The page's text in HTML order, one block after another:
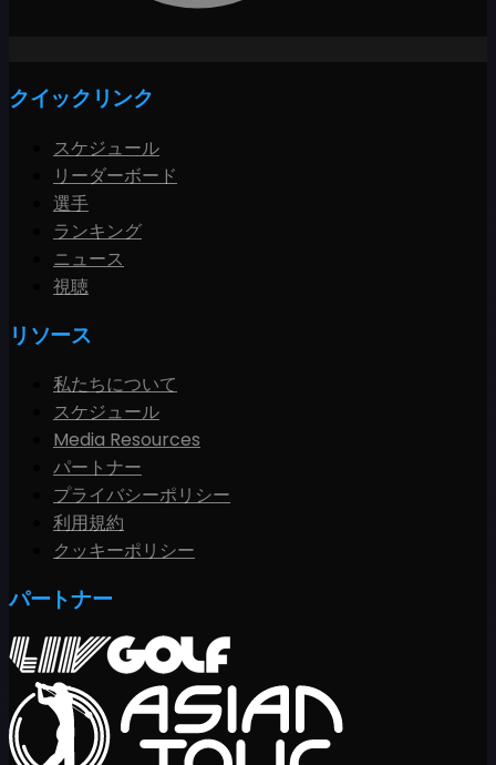
クイックリンク
スケジュール
リーダーボード
選手
ランキング
ニュース
視聴
リソース
私たちについて
スケジュール
Media Resources
パートナー
プライバシーポリシー
利用規約
クッキーポリシー
パートナー